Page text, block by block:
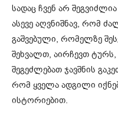
სადაც ჩვენ არ
ასევე აღვნიშნავ, რომ
გაშვებული, რომელზე
შეხვალთ, აირჩევთ
შეგეძლებათ ჯავშნის
რომ ყველა ადგილი
ისტორიებით.